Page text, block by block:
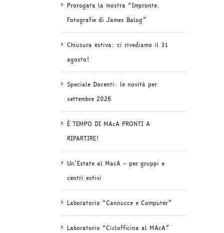
Prorogata la mostra “Impronte.
Fotografie di James Balog”
Chiusura estiva: ci rivediamo il 31
agosto!
Speciale Docenti: le novità per
settembre 2026
È TEMPO DI MAcA PRONTI A
RIPARTIRE!
Un’Estate al MacA – per gruppi e
centri estivi
Laboratorio “Cannucce e Computer”
Laboratorio “Ciclofficina al MAcA”